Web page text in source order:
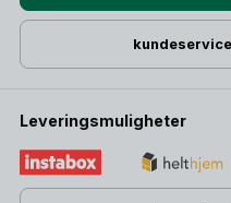
Leveringsmuligheter